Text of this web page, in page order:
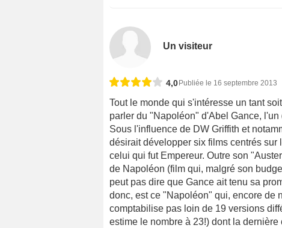
Un visiteur
4,0 Publiée le 16 septembre 2013
Tout le monde qui s'intéresse un tant
parler du "Napoléon" d'Abel Gance,
Sous l'influence de DW Griffith et
désirait développer six films centrés
celui qui fut Empereur. Outre son
de Napoléon (film qui, malgré son
peut pas dire que Gance ait tenu sa
donc, est ce "Napoléon" qui, encore de
comptabilise pas loin de 19 versions
estime le nombre à 23!) dont la